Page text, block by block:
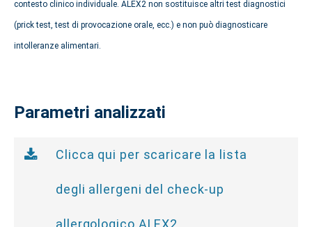
contesto clinico individuale. ALEX2 non sostituisce altri test diagnostici
(prick test, test di provocazione orale, ecc.) e non può diagnosticare
intolleranze alimentari.
Parametri analizzati
Clicca qui per scaricare la lista
degli allergeni del check-up
allergologico ALEX2